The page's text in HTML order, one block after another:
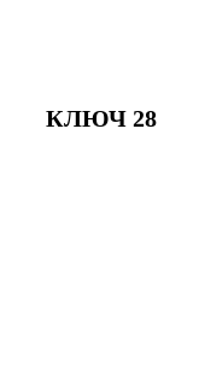
КЛЮЧ 28